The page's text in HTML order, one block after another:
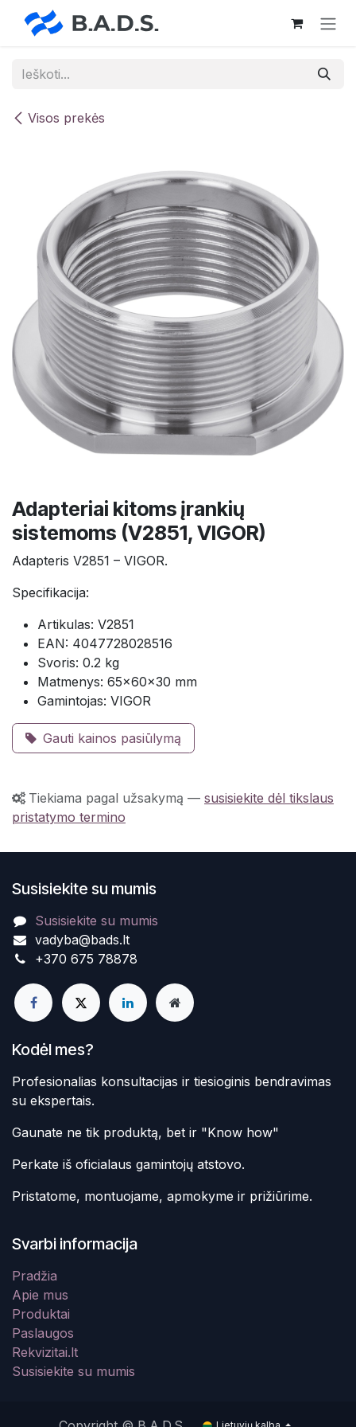
Skip to Content
Visos prekės
Adapteriai kitoms įrankių
sistemoms (V2851, VIGOR)
Adapteris V2851 – VIGOR.
Specifikacija:
Artikulas: V2851
EAN: 4047728028516
Svoris: 0.2 kg
Matmenys: 65×60×30 mm
Gamintojas: VIGOR
Gauti kainos pasiūlymą
Tiekiama pagal užsakymą — susisiekite dėl tikslaus
pristatymo termino
Susisiekite su mumis
Susisiekite su mumis
vadyba@bads.lt
+370 675 78878
Kodėl mes?
Profesionalias konsultacijas ir tiesioginis bendravimas
su ekspertais.
Gaunate ne tik produktą, bet ir "Know how"
Perkate iš oficialaus gamintojų atstovo.
Pristatome, montuojame, apmokyme ir prižiūrime.
Svarbi informacija
Pradžia
Apie mus
Produktai
Paslaugos
Rekvizitai.lt
Susisiekite su mumis